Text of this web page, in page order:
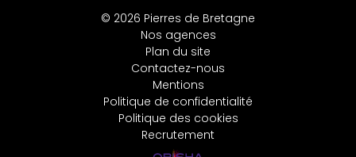
© 2026 Pierres de Bretagne
Nos agences
Plan du site
Contactez-nous
Mentions
Politique de confidentialité
Politique des cookies
Recrutement